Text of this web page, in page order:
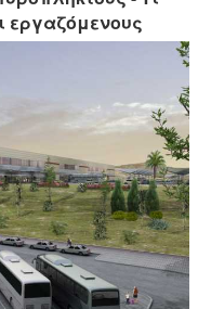
εργαζόμενους